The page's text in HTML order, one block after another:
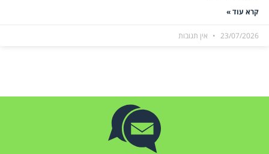
קרא עוד »
23/07/2026 אין תגובות